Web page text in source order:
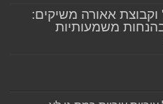
וקבוצת אאורה משיקים:
משמעותיות